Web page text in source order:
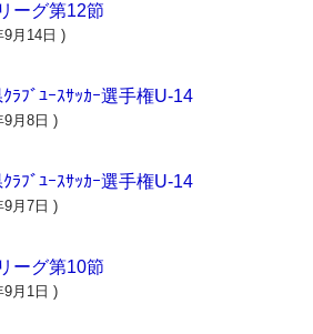
ーグ第12節
9月14日 )
ﾗﾌﾞﾕｰｽｻｯｶｰ選手権U-14
9月8日 )
ﾗﾌﾞﾕｰｽｻｯｶｰ選手権U-14
9月7日 )
ーグ第10節
9月1日 )